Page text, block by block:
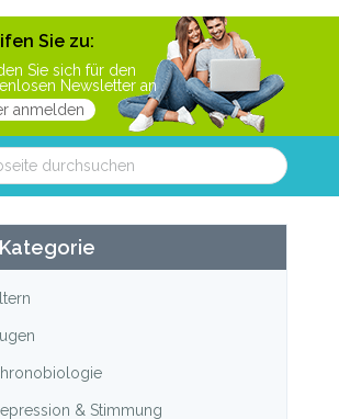
Sie zu:
Sie sich für den
Newsletter an
anmelden
Kategorie
& Stimmung